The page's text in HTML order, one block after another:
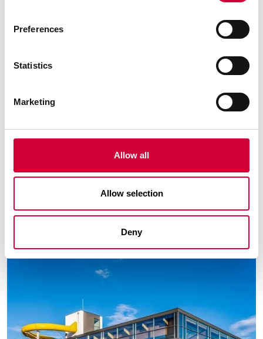
Preferences
Statistics
Marketing
Allow all
Allow selection
Deny
Bazénový komplex AquaStar